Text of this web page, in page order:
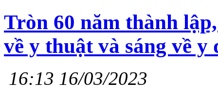
Tròn 60 năm thành
về y thuật và sáng về y
16:13 16/03/2023